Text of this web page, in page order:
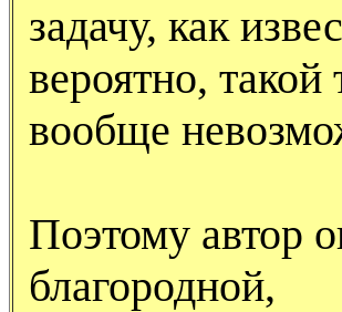
задачу, как
вероятно, такой
вообще
Поэтому автор
благородной,